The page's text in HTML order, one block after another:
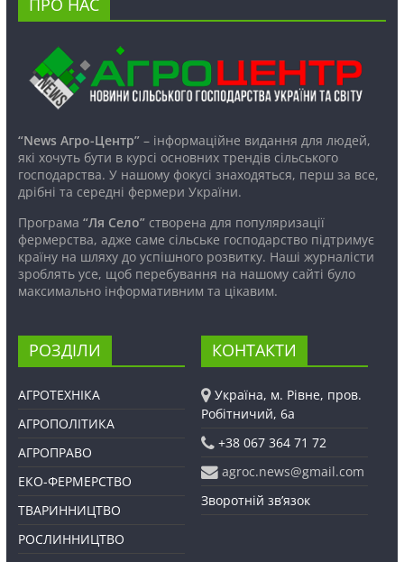
ПРО НАС
“News Агро-Центр”– інформаційне видання для людей,
які хочуть бути в курсі основних трендів сільського
господарства. У нашому фокусі знаходяться, перш за все,
дрібні та середні фермери України.
Програма “Ля Село”створена для популяризації
фермерства, адже саме сільське господарство підтримує
країну на шляху до успішного розвитку. Наші журналісти
зроблять усе, щоб перебування на нашому сайті було
максимально інформативним та цікавим.
РОЗДІЛИ
АГРОТЕХНІКА
АГРОПОЛІТИКА
АГРОПРАВО
ЕКО-ФЕРМЕРСТВО
ТВАРИННИЦТВО
РОСЛИННИЦТВО
КОНТАКТИ
Україна, м. Рівне, пров.
Робітничий, 6а
+38 067 364 71 72
agroc.news@gmail.com
Зворотній зв’язок